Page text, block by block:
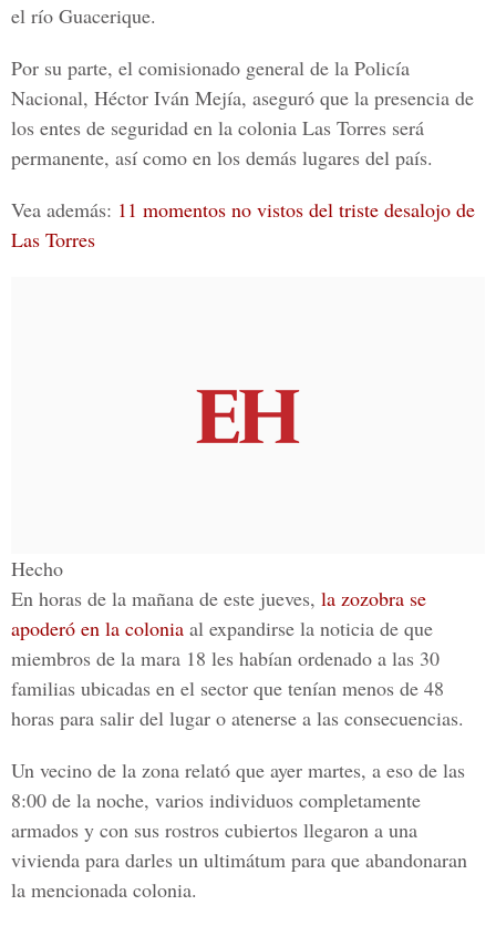
el río Guacerique.
Por su parte, el comisionado general de la Policía
Nacional, Héctor Iván Mejía, aseguró que la presencia de
los entes de seguridad en la colonia Las Torres será
permanente, así como en los demás lugares del país.
Vea además: 11 momentos no vistos del triste desalojo de
Las Torres
Hecho
En horas de la mañana de este jueves, la zozobra se
apoderó en la colonia al expandirse la noticia de que
miembros de la mara 18 les habían ordenado a las 30
familias ubicadas en el sector que tenían menos de 48
horas para salir del lugar o atenerse a las consecuencias.
Un vecino de la zona relató que ayer martes, a eso de las
8:00 de la noche, varios individuos completamente
armados y con sus rostros cubiertos llegaron a una
vivienda para darles un ultimátum para que abandonaran
la mencionada colonia.